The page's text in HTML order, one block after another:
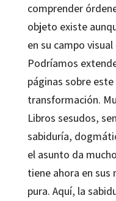
comprender
objeto existe
en su campo
Podríamos
páginas sobre
transformación.
Libros sesudos,
sabiduría,
el asunto da
tiene ahora en sus
pura. Aquí, la